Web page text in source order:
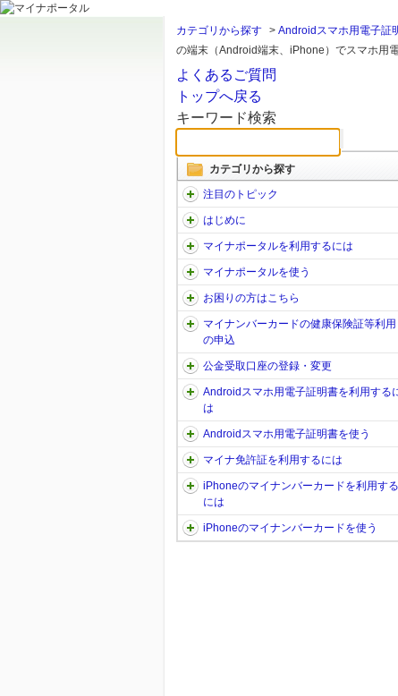
カテゴリから探す > Androidスマホ用電子証
の端末（Android端末、iPhone）でスマホ用
よくあるご質問
トップへ戻る
キーワード検索
カテゴリから探す
注目のトピック
はじめに
マイナポータルを利用するには
マイナポータルを使う
お困りの方はこちら
マイナンバーカードの健康保険証等利用
の申込
公金受取口座の登録・変更
Androidスマホ用電子証明書を利用する
は
Androidスマホ用電子証明書を使う
マイナ免許証を利用するには
iPhoneのマイナンバーカードを利用する
には
iPhoneのマイナンバーカードを使う